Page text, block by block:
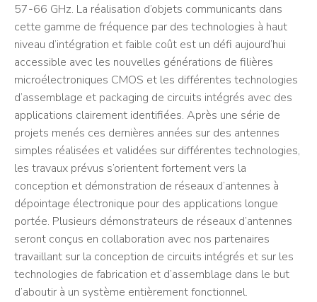
57-66 GHz. La réalisation d’objets communicants dans
cette gamme de fréquence par des technologies à haut
niveau d’intégration et faible coût est un défi aujourd’hui
accessible avec les nouvelles générations de filières
microélectroniques CMOS et les différentes technologies
d’assemblage et packaging de circuits intégrés avec des
applications clairement identifiées. Après une série de
projets menés ces dernières années sur des antennes
simples réalisées et validées sur différentes technologies,
les travaux prévus s’orientent fortement vers la
conception et démonstration de réseaux d’antennes à
dépointage électronique pour des applications longue
portée. Plusieurs démonstrateurs de réseaux d’antennes
seront conçus en collaboration avec nos partenaires
travaillant sur la conception de circuits intégrés et sur les
technologies de fabrication et d’assemblage dans le but
d’aboutir à un système entièrement fonctionnel.